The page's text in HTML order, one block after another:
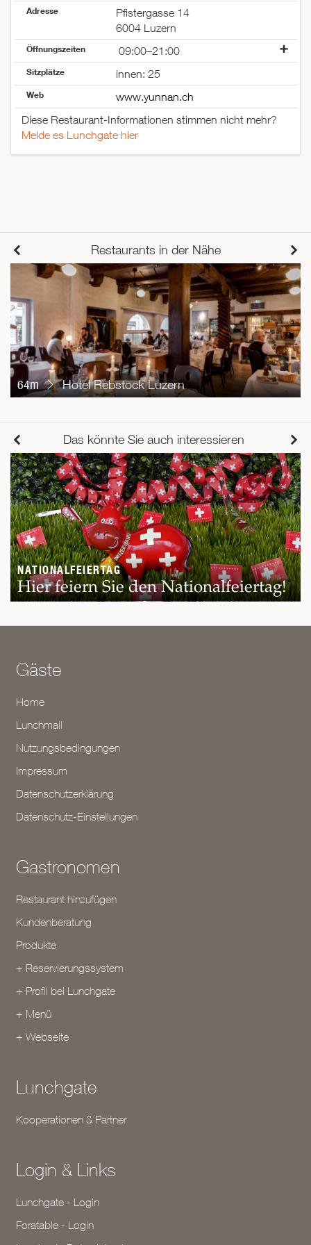
Adresse
Pfistergasse 14
6004 Luzern
Öffnungszeiten
09:00–21:00
Montag
Mittwoch
Donnerstag
Freitag
Samstag
Sonntag
09:00–18:30
09:00–18:30
09:00–18:30
09:00–21:00
09:00–21:00
09:00–16:00
geschlossen
Sitzplätze innen: 25
Web
www.yunnan.ch
Diese Restaurant-Informationen stimmen nicht mehr?
Melde es Lunchgate hier
Restaurants in der Nähe
64m Hotel Rebstock Luzern
Das könnte Sie auch interessieren
NATIONALFEIERTAG
Hier feiern Sie den Nationalfeiertag!
Gäste
Home
Lunchmail
Nutzungsbedingungen
Impressum
Datenschutzerklärung
Datenschutz-Einstellungen
Gastronomen
Restaurant hinzufügen
Kundenberatung
Produkte
+ Reservierungssystem
+ Profil bei Lunchgate
+ Menü
+ Webseite
Lunchgate
Kooperationen & Partner
Login & Links
Lunchgate - Login
Foratable - Login